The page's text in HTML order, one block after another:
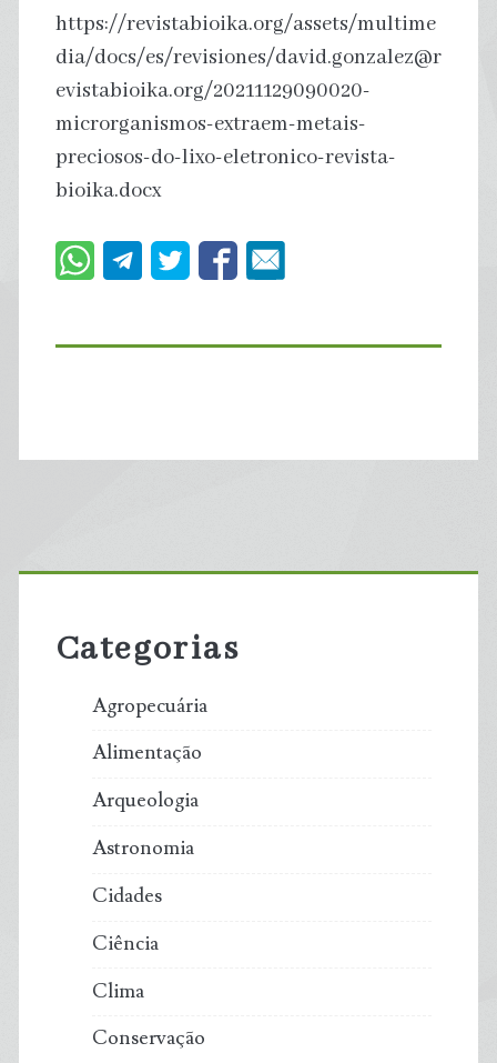
https://revistabioika.org/assets/multime
dia/docs/es/revisiones/david.gonzalez@r
evistabioika.org/20211129090020-
microrganismos-extraem-metais-
preciosos-do-lixo-eletronico-revista-
bioika.docx
Primary
Sidebar
Categorias
Agropecuária
Alimentação
Arqueologia
Astronomia
Cidades
Ciência
Clima
Conservação